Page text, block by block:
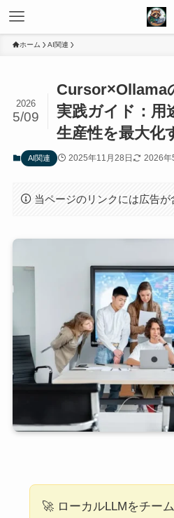
ホーム AI関連
Cursor×Ollama
実践ガイド：用
生産性を最大化
2026
5/09
AI関連 2025年11月28日 2026年
当ページのリンクには広告が
🚀 ローカルLLMをチー